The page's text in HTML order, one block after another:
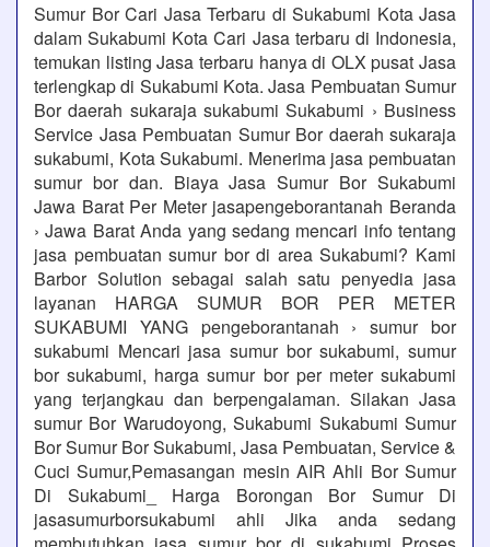
Sumur Bor Cari Jasa Terbaru di Sukabumi Kota Jasa
dalam Sukabumi Kota Cari Jasa terbaru di Indonesia,
temukan listing Jasa terbaru hanya di OLX pusat Jasa
terlengkap di Sukabumi Kota. Jasa Pembuatan Sumur
Bor daerah sukaraja sukabumi Sukabumi › Business
Service Jasa Pembuatan Sumur Bor daerah sukaraja
sukabumi, Kota Sukabumi. Menerima jasa pembuatan
sumur bor dan. Biaya Jasa Sumur Bor Sukabumi
Jawa Barat Per Meter jasapengeborantanah Beranda
› Jawa Barat Anda yang sedang mencari info tentang
jasa pembuatan sumur bor di area Sukabumi? Kami
Barbor Solution sebagai salah satu penyedia jasa
layanan HARGA SUMUR BOR PER METER
SUKABUMI YANG pengeborantanah › sumur bor
sukabumi Mencari jasa sumur bor sukabumi, sumur
bor sukabumi, harga sumur bor per meter sukabumi
yang terjangkau dan berpengalaman. Silakan Jasa
sumur Bor Warudoyong, Sukabumi Sukabumi Sumur
Bor Sumur Bor Sukabumi, Jasa Pembuatan, Service &
Cuci Sumur,Pemasangan mesin AIR Ahli Bor Sumur
Di Sukabumi_ Harga Borongan Bor Sumur Di
jasasumurborsukabumi ahli Jika anda sedang